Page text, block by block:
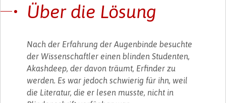
Über die Lösung
Nach der Erfahrung der Augenbinde besuchte
der Wissenschaftler einen blinden Studenten,
Akashdeep, der davon träumt, Erfinder zu
werden. Es war jedoch schwierig für ihn, weil
die Literatur, die er lesen musste, nicht in